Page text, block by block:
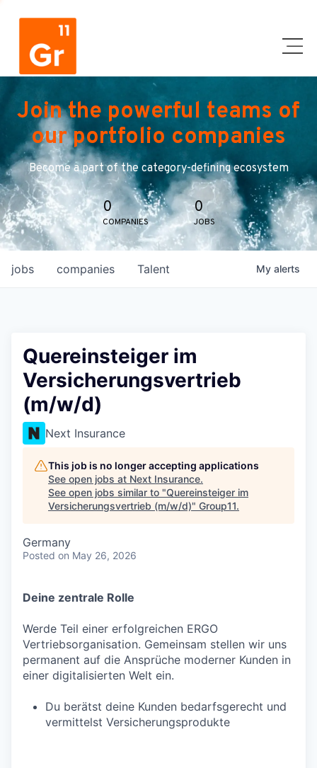
Join the powerful teams of
our portfolio companies
Become a part of the category-defining ecosystem
0
COMPANIES
0
JOBS
jobs companies Talent My alerts
Quereinsteiger im
Versicherungsvertrieb
(m/w/d)
Next Insurance
This job is no longer accepting applications
See open jobs at Next Insurance.
See open jobs similar to "Quereinsteiger im
Versicherungsvertrieb (m/w/d)" Group11.
Germany
Posted on May 26, 2026
Deine zentrale Rolle
Werde Teil einer erfolgreichen ERGO
Vertriebsorganisation. Gemeinsam stellen wir uns
permanent auf die Ansprüche moderner Kunden in
einer digitalisierten Welt ein.
Du berätst deine Kunden bedarfsgerecht und
vermittelst Versicherungsprodukte